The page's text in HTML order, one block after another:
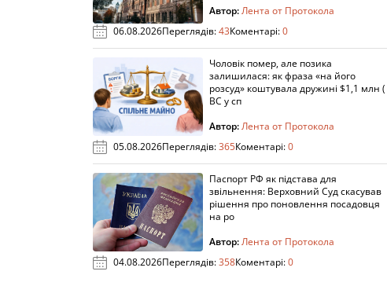
Автор:Лента от Протокола
06.08.2026Переглядів:43Коментарі:0
Чоловік помер, але позика
залишилася: як фраза «на його
розсуд» коштувала дружині $1,1 млн (
ВС у сп
Автор:Лента от Протокола
05.08.2026Переглядів:365Коментарі:0
Паспорт РФ як підстава для
звільнення: Верховний Суд скасував
рішення про поновлення посадовця
на ро
Автор:Лента от Протокола
04.08.2026Переглядів:358Коментарі:0